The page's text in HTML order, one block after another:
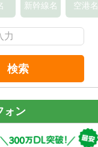
新幹線名 空港名
検索
ォン